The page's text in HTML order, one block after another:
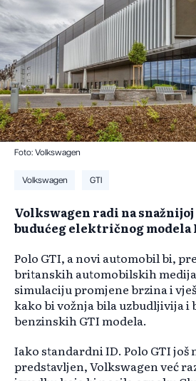
Foto: Volkswagen
Volkswagen GTI
Volkswagen radi na
budućeg električnog modela
Polo GTI, a novi automobil bi,
britanskih automobilskih
simulaciju promjene brzina i
kako bi vožnja bila uzbudljivija i
benzinskih GTI modela.
Iako standardni ID. Polo GTI još
predstavljen, Volkswagen već